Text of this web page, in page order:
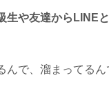
生や友達からLINE
で、溜まってるん